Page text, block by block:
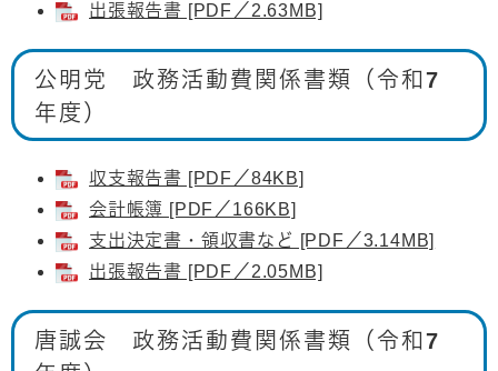
出張報告書 [PDF／2.63MB]
公明党 政務活動費関係書類（令和7
年度）
収支報告書 [PDF／84KB]
会計帳簿 [PDF／166KB]
支出決定書・領収書など [PDF／3.14MB]
出張報告書 [PDF／2.05MB]
唐誠会 政務活動費関係書類（令和7